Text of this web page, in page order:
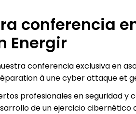
conferencia
Energir
conferencia exclusiva en
à une cyber attaque et
profesionales en seguridad y
de un ejercicio cibernético